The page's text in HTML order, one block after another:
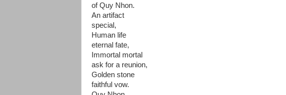
of Quy Nhon.
An artifact
special,
Human life
eternal fate,
Immortal mortal
ask for a reunion,
Golden stone
faithful vow.